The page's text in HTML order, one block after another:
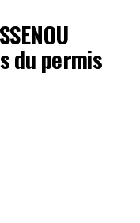
du permis